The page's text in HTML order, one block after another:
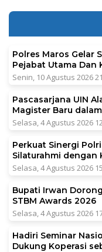
Polres Maros Gelar
Pejabat Utama Dan
Senin, 10 Agustus 2026
Pascasarjana UIN
Magister Baru
Selasa, 4 Agustus 2026
Perkuat Sinergi
Silaturahmi dengan
Selasa, 4 Agustus 2026
Bupati Irwan
STBM Awards 2026
Selasa, 4 Agustus 2026
Hadiri Seminar
Dukung Koperasi